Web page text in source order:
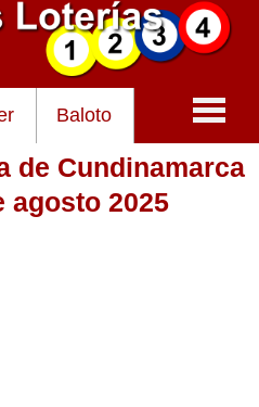
Baloto
de Cundinamarca
agosto 2025